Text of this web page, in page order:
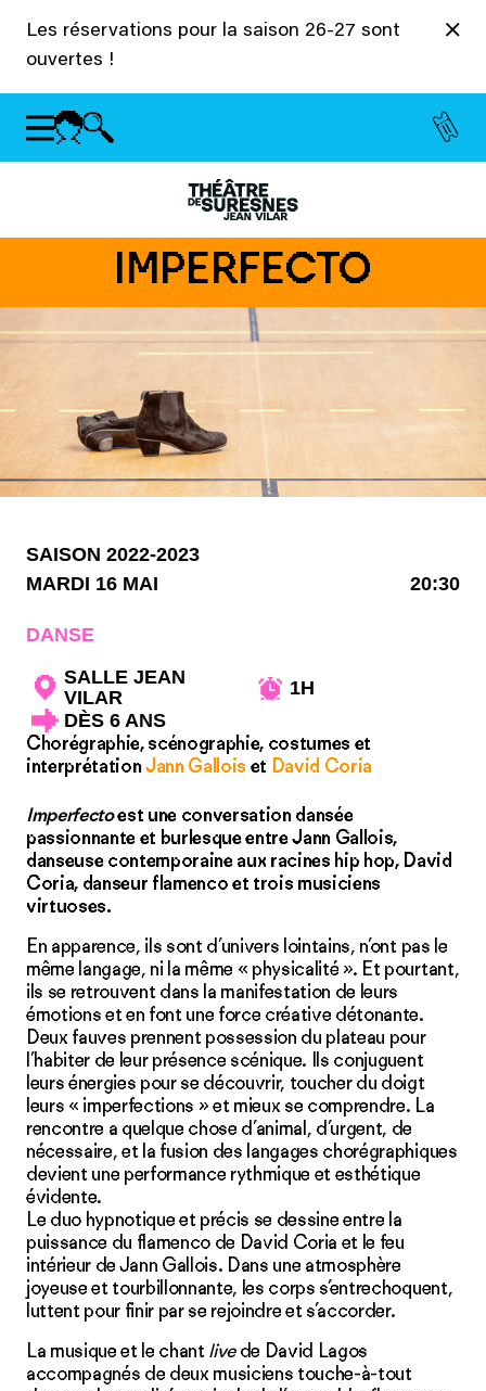
Les réservations pour la saison 26-27 sont
ouvertes !
IMPERFECTO
SAISON 2022-2023
MARDI 16 MAI
20:30
DANSE
SALLE JEAN
VILAR
1H
DÈS 6 ANS
Chorégraphie, scénographie, costumes et
interprétationJann Gallois et David Coria
Imperfectoest une conversation dansée
passionnante et burlesque entre Jann Gallois,
danseuse contemporaine aux racines hip hop, David
Coria, danseur flamenco et trois musiciens
virtuoses.
En apparence, ils sont d’univers lointains, n’ont pas le
même langage, ni la même « physicalité ». Et pourtant,
ils se retrouvent dans la manifestation de leurs
émotions et en font une force créative détonante.
Deux fauves prennent possession du plateau pour
l’habiter de leur présence scénique. Ils conjuguent
leurs énergies pour se découvrir, toucher du doigt
leurs « imperfections » et mieux se comprendre. La
rencontre a quelque chose d’animal, d’urgent, de
nécessaire, et la fusion des langages chorégraphiques
devient une performance rythmique et esthétique
évidente.
Le duo hypnotique et précis se dessine entre la
puissance du flamenco de David Coria et le feu
intérieur de Jann Gallois. Dans une atmosphère
joyeuse et tourbillonnante, les corps s’entrechoquent,
luttent pour finir par se rejoindre et s’accorder.
La musique et le chantlivede David Lagos
accompagnés de deux musiciens touche-à-tout